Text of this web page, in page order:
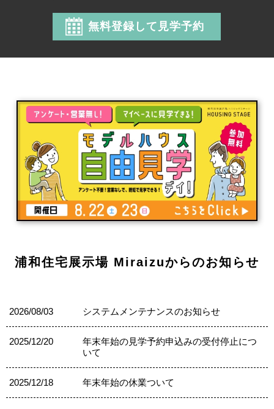
無料登録して見学予約
浦和住宅展示場 Miraizuからのお知らせ
2026/08/03 システムメンテナンスのお知らせ
2025/12/20
年末年始の見学予約申込みの受付停止につ
いて
2025/12/18 年末年始の休業ついて